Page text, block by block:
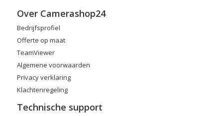
Over Camerashop24
Bedrijfsprofiel
Offerte op maat
TeamViewer
Algemene voorwaarden
Privacy verklaring
Klachtenregeling
Technische support